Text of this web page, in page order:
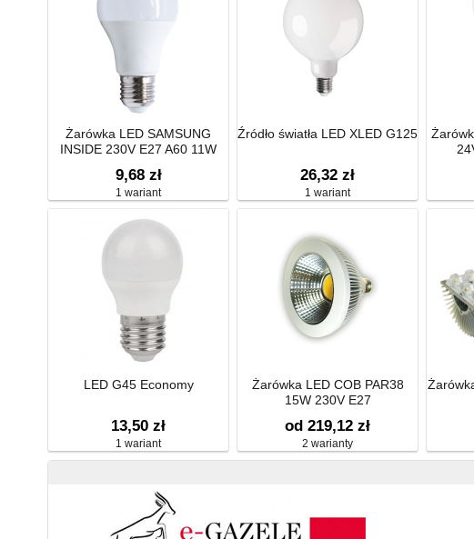
Żarówka LED SAMSUNG
INSIDE 230V E27 A60 11W
9,68 zł
1 wariant
Źródło światła LED XLED G125
26,32 zł
1 wariant
LED G45 Economy
13,50 zł
1 wariant
Żarówka LED COB PAR38
15W 230V E27
od 219,12 zł
2 warianty